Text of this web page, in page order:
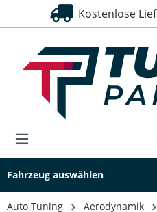
springen Kostenlose
Fahrzeug auswählen
Auto Tuning Aerodynamik